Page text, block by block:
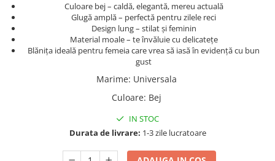
Culoare bej – caldă, elegantă, mereu actuală
Glugă amplă – perfectă pentru zilele reci
Design lung – stilat și feminin
Material moale – te învăluie cu delicatețe
Blănița ideală pentru femeia care vrea să iasă în evidență cu bun
gust
Marime: Universala
Culoare: Bej
IN STOC
Durata de livrare: 1-3 zile lucratoare